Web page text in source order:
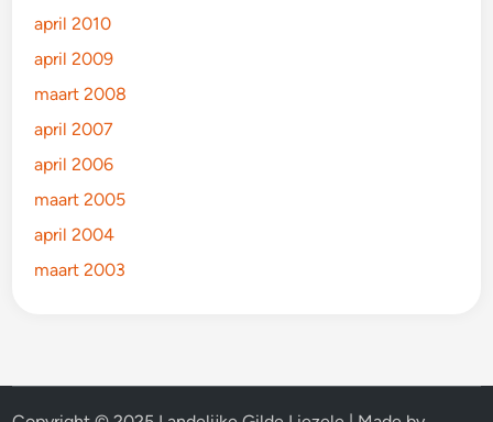
april 2010
april 2009
maart 2008
april 2007
april 2006
maart 2005
april 2004
maart 2003